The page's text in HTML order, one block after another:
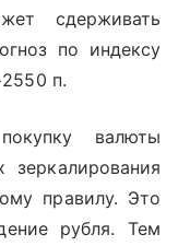
сдерживать
по индексу
п.
валюты
правилу. Это
рубля. Тем